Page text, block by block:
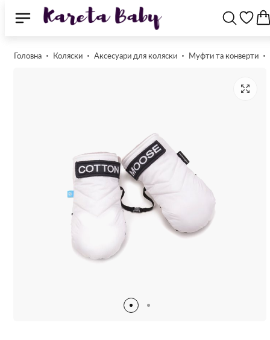
Головна Коляски Аксесуари для коляски Муфти та конверти